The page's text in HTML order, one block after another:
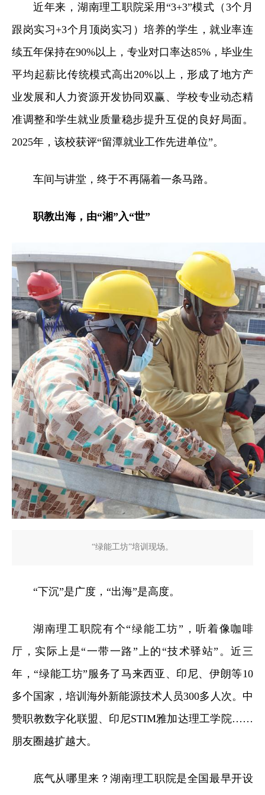
近年来，湖南理工职院采用“3+3”模式（3个月
跟岗实习+3个月顶岗实习）培养的学生，就业率连
续五年保持在90%以上，专业对口率达85%，毕业生
平均起薪比传统模式高出20%以上，形成了地方产
业发展和人力资源开发协同双赢、学校专业动态精
准调整和学生就业质量稳步提升互促的良好局面。
2025年，该校获评“留潭就业工作先进单位”。
车间与讲堂，终于不再隔着一条马路。
职教出海，由“湘”入“世”
“绿能工坊”培训现场。
“下沉”是广度，“出海”是高度。
湖南理工职院有个“绿能工坊”，听着像咖啡
厅，实际上是“一带一路”上的“技术驿站”。近三
年，“绿能工坊”服务了马来西亚、印尼、伊朗等10
多个国家，培训海外新能源技术人员300多人次。中
赞职教数字化联盟、印尼STIM雅加达理工学院……
朋友圈越扩越大。
底气从哪里来？湖南理工职院是全国最早开设